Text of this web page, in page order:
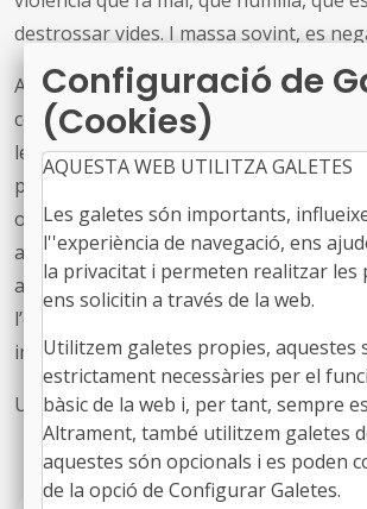
destrossar vides. I massa sovint, es
Atès el seu contingut i extensió, l’FMC i
consensuat una versió més breu,
lectura en els actes públics i de carrer
preserva els principals missatges. Cada
optar per utilitzar la Declaració
abreujada, segons l’ús previst
adhesió, canals de comunicació o
l’objectiu de garantir la màxima
impacte de la campanya.
Us adjuntem les dues versions.
Configuració de
(Cookies)
AQUESTA WEB UTILITZA GALETES
Les galetes són importants,
l''experiència de navegació, ens
la privacitat i permeten realitzar les
ens solicitin a través de la web.
Utilitzem galetes propies, aquestes
estrictament necessàries per el
bàsic de la web i, per tant, sempre
Altrament, també utilitzem galetes
aquestes són opcionals i es poden
de la opció de Configurar Galetes.